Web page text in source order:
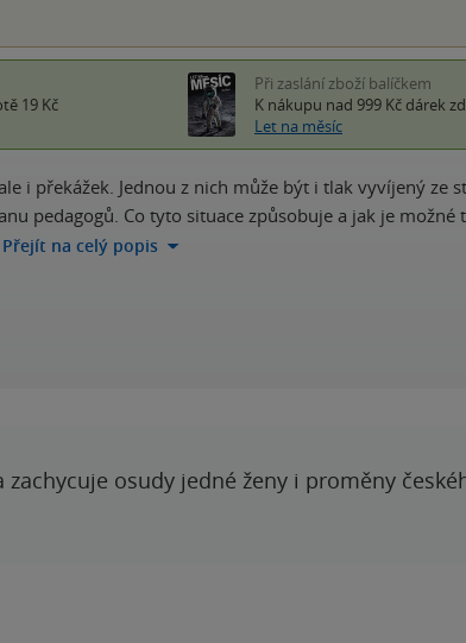
19 Kč
Při zaslání zboží balíčkem
K nákupu nad 999 Kč dárek
Let na měsíc
i překážek. Jednou z nich může být i tlak vyvíjený ze
pedagogů. Co tyto situace způsobuje a jak je možné
Přejít na celý popis
osudy jedné ženy i proměny